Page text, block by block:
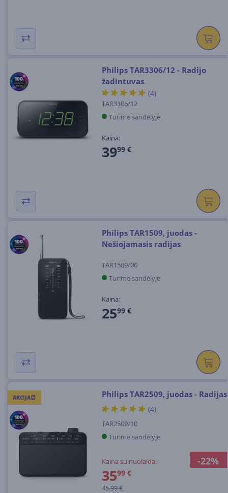
Philips TAR3306/12 - Radijo
žadintuvas
(4)
TAR3306/12
Turime sandėlyje
Kaina:
3999 €
Philips TAR1509, juodas -
Nešiojamasis radijas
TAR1509/00
Turime sandėlyje
Kaina:
2599 €
AKCIJA⏰
-22%
Philips TAR2509, juodas - Radijas
(4)
TAR2509/10
Turime sandėlyje
Kaina su nuolaida:
3599 €
45.99 €